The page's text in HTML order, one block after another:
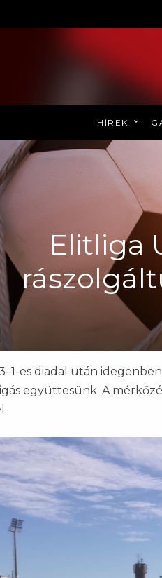
HÍREK
Elitliga
es diadal után
együttesünk. A